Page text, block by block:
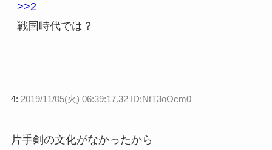
>>2
戦国時代では？
4: 2019/11/05(火) 06:39:17.32 ID:NtT3oOcm0
片手剣の文化がなかったから